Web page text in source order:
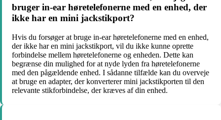
bruger in-ear høretelefonerne med en enhed, der
ikke har en mini jackstikport?
Hvis du forsøger at bruge in-ear høretelefonerne med en enhed,
der ikke har en mini jackstikport, vil du ikke kunne oprette
forbindelse mellem høretelefonerne og enheden. Dette kan
begrænse din mulighed for at nyde lyden fra høretelefonerne
med den pågældende enhed. I sådanne tilfælde kan du overveje
at bruge en adapter, der konverterer mini jackstikporten til den
relevante stikforbindelse, der kræves af din enhed.